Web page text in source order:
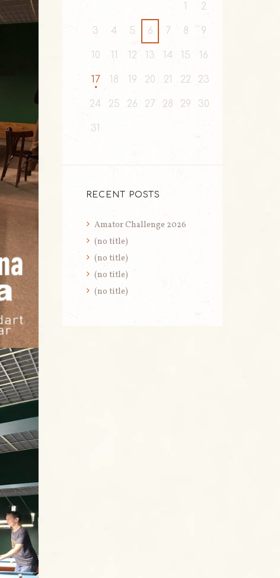
1 2
3 4 5 6 7 8 9
10 11 12 13 14 15 16
17 18 19 20 21 22 23
24 25 26 27 28 29 30
31
RECENT POSTS
Amator Challenge 2026
(no title)
(no title)
(no title)
(no title)